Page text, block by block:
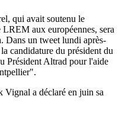
qui avait soutenu le
aux européennes, sera
Dans un tweet lundi après-
candidature du président du
Président Altrad pour l'aide
a déclaré en juin sa